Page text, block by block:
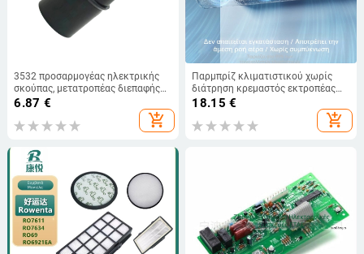
3532 προσαρμογέας ηλεκτρικής
σκούπας, μετατροπέας διεπαφής
με εσωτερική διάμετρο 35→32
6.87 €
add_shopping_cart
Παρμπρίζ κλιματιστικού χωρίς
διάτρηση κρεμαστός εκτροπέας
αέρα κατά του άμεσου χτυπήματος
οικιακός επιτοίχιος εκτροπέας
εξόδου αέρα κλιματιστικού
18.15 €
add_shopping_cart